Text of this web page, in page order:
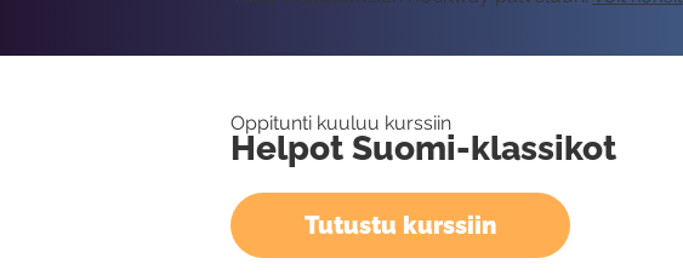
Oppitunti kuuluu kurssiin
Helpot Suomi-klassikot
Tutustu kurssiin